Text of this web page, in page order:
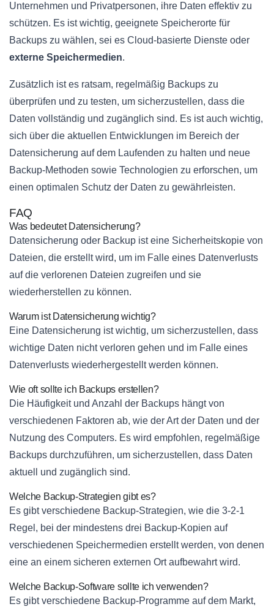
Unternehmen und Privatpersonen, ihre Daten effektiv zu
schützen. Es ist wichtig, geeignete Speicherorte für
Backups zu wählen, sei es Cloud-basierte Dienste oder
externe Speichermedien.
Zusätzlich ist es ratsam, regelmäßig Backups zu
überprüfen und zu testen, um sicherzustellen, dass die
Daten vollständig und zugänglich sind. Es ist auch wichtig,
sich über die aktuellen Entwicklungen im Bereich der
Datensicherung auf dem Laufenden zu halten und neue
Backup-Methoden sowie Technologien zu erforschen, um
einen optimalen Schutz der Daten zu gewährleisten.
FAQ
Was bedeutet Datensicherung?
Datensicherung oder Backup ist eine Sicherheitskopie von
Dateien, die erstellt wird, um im Falle eines Datenverlusts
auf die verlorenen Dateien zugreifen und sie
wiederherstellen zu können.
Warum ist Datensicherung wichtig?
Eine Datensicherung ist wichtig, um sicherzustellen, dass
wichtige Daten nicht verloren gehen und im Falle eines
Datenverlusts wiederhergestellt werden können.
Wie oft sollte ich Backups erstellen?
Die Häufigkeit und Anzahl der Backups hängt von
verschiedenen Faktoren ab, wie der Art der Daten und der
Nutzung des Computers. Es wird empfohlen, regelmäßige
Backups durchzuführen, um sicherzustellen, dass Daten
aktuell und zugänglich sind.
Welche Backup-Strategien gibt es?
Es gibt verschiedene Backup-Strategien, wie die 3-2-1
Regel, bei der mindestens drei Backup-Kopien auf
verschiedenen Speichermedien erstellt werden, von denen
eine an einem sicheren externen Ort aufbewahrt wird.
Welche Backup-Software sollte ich verwenden?
Es gibt verschiedene Backup-Programme auf dem Markt,